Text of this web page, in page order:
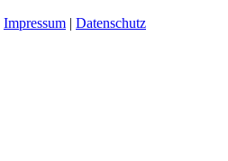
Impressum | Datenschutz